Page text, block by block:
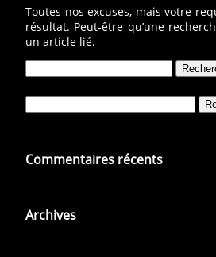
Toutes nos excuses, mais votre
résultat. Peut-être qu’une
un article lié.
Commentaires récents
Archives